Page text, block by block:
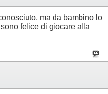
ma da bambino lo
felice di giocare alla